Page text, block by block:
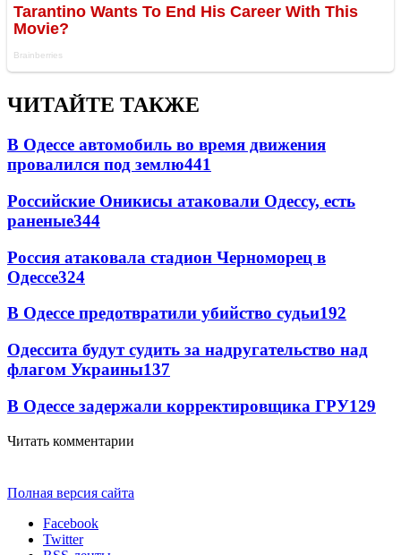
ЧИТАЙТЕ ТАКЖЕ
В Одессе автомобиль во время движения
провалился под землю441
Российские Оникисы атаковали Одессу, есть
раненые344
Россия атаковала стадион Черноморец в
Одессе324
В Одессе предотвратили убийство судьи192
Одессита будут судить за надругательство над
флагом Украины137
В Одессе задержали корректировщика ГРУ129
Читать комментарии
Полная версия сайта
Facebook
Twitter